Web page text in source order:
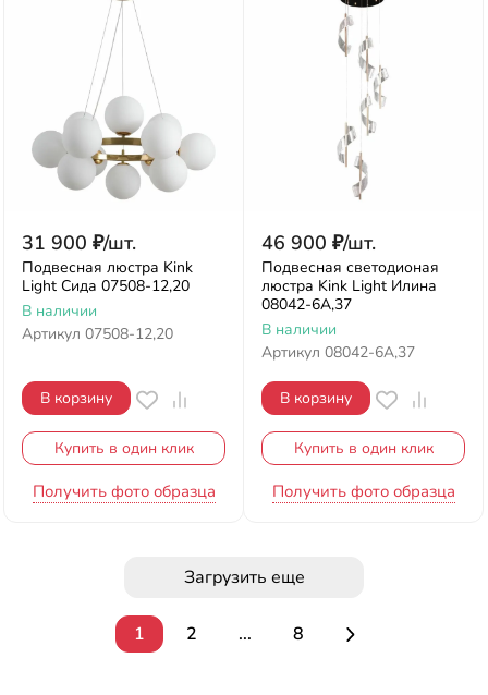
31 900 ₽/шт.
Подвесная люстра Kink
Light Сида 07508-12,20
В наличии
Артикул 07508-12,20
В корзину
Купить в один клик
Получить фото образца
46 900 ₽/шт.
Подвесная светодионая
люстра Kink Light Илина
08042-6A,37
В наличии
Артикул 08042-6A,37
В корзину
Купить в один клик
Получить фото образца
Загрузить еще
1 2 ... 8